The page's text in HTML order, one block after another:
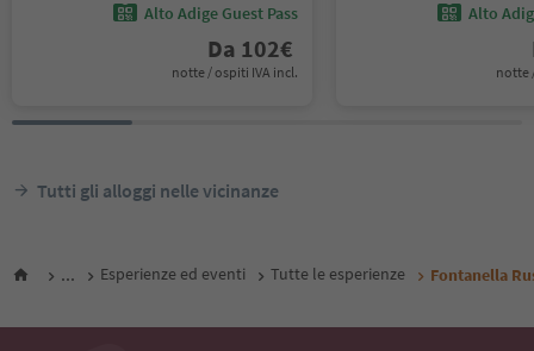
Alto Adige Guest Pass
Da 102€
notte / ospiti IVA incl.
Alto
notte
Tutti gli alloggi nelle vicinanze
... Esperienze ed eventi Tutte le esperienze Fontanella